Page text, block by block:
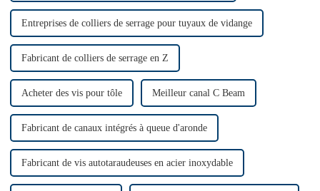
Entreprises de colliers de serrage pour tuyaux de vidange
Fabricant de colliers de serrage en Z
Acheter des vis pour tôle Meilleur canal C Beam
Fabricant de canaux intégrés à queue d'aronde
Fabricant de vis autotaraudeuses en acier inoxydable